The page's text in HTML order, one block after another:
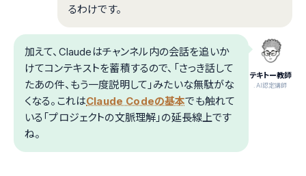
るわけです。
テキトー教師
.AI認定講師
加えて、Claudeはチャンネル内の会話を追いか
けてコンテキストを蓄積するので、「さっき話して
たあの件、もう一度説明して」みたいな無駄がな
くなる。これはClaude Codeの基本でも触れて
いる「プロジェクトの文脈理解」の延長線上です
ね。